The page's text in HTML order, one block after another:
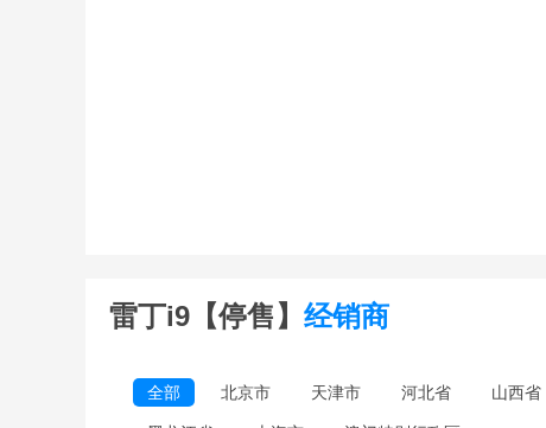
雷丁i9【停售】 经销商
全部 北京市 天津市 河北省 山西省